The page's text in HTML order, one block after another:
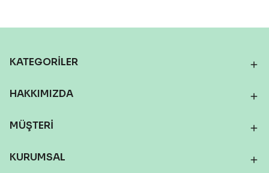
KATEGORİLER
HAKKIMIZDA
MÜŞTERİ
KURUMSAL